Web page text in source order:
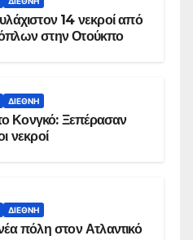
14 νεκροί από
στην Οτούκπο
ΔΙΕΘΝΉ
Κονγκό: Ξεπέρασαν
νεκροί
ΔΙΕΘΝΉ
πόλη στον Ατλαντικό